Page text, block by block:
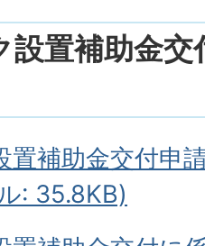
設置補助金交
置補助金交付申
: 35.8KB)